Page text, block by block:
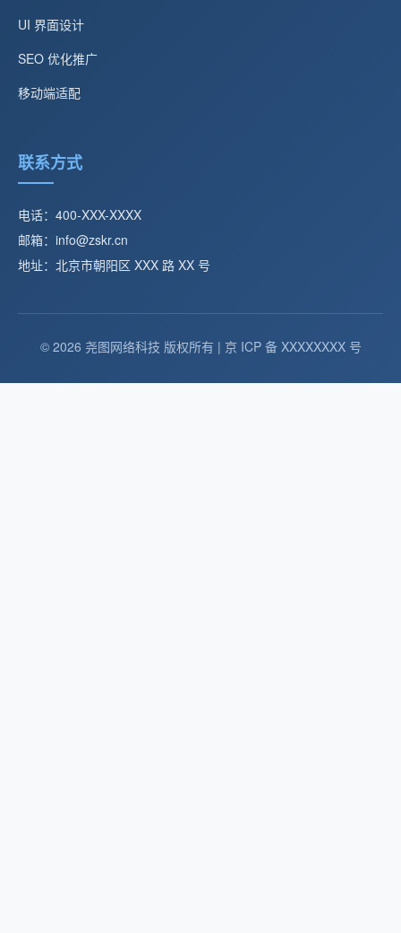
UI 界面设计
SEO 优化推广
移动端适配
联系方式
电话：400-XXX-XXXX
邮箱：info@zskr.cn
地址：北京市朝阳区 XXX 路 XX 号
© 2026 尧图网络科技 版权所有 | 京 ICP 备 XXXXXXXX 号